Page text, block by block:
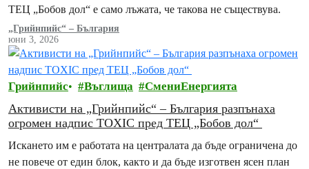
ТЕЦ „Бобов дол“ е само лъжата, че такова не съществува.
„Грийнпийс“ – България
юни 3, 2026
Грийнпийс Въглища СмениЕнергията
Активисти на „Грийнпийс“ – България разпънаха
огромен надпис TOXIC пред ТЕЦ „Бобов дол“
Искането им е работата на централата да бъде ограничена до
не повече от един блок, както и да бъде изготвен ясен план